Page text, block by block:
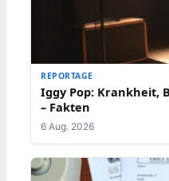
REPORTAGE
Iggy Pop: Krankheit,
– Fakten
6 Aug. 2026